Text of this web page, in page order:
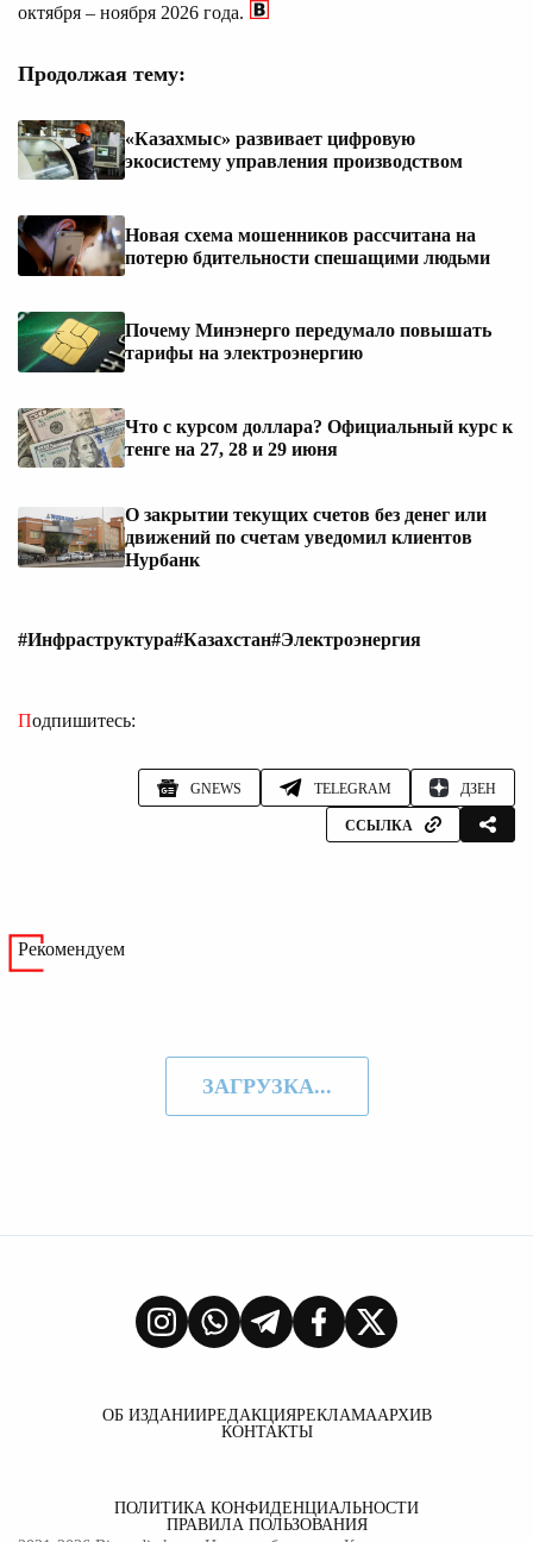
октября – ноября 2026 года.
Продолжая тему:
«Казахмыс» развивает цифровую
экосистему управления производством
Новая схема мошенников рассчитана на
потерю бдительности спешащими людьми
Почему Минэнерго передумало повышать
тарифы на электроэнергию
Что с курсом доллара? Официальный курс к
тенге на 27, 28 и 29 июня
О закрытии текущих счетов без денег или
движений по счетам уведомил клиентов
Нурбанк
#Инфраструктура#Казахстан#Электроэнергия
Подпишитесь:
GNEWS TELEGRAM ДЗЕН
ССЫЛКА
Рекомендуем
ЗАГРУЗКА...
ОБ ИЗДАНИИРЕДАКЦИЯРЕКЛАМААРХИВ
КОНТАКТЫ
ПОЛИТИКА КОНФИДЕНЦИАЛЬНОСТИ
ПРАВИЛА ПОЛЬЗОВАНИЯ